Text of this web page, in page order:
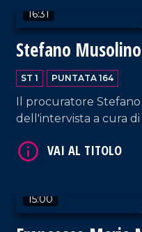
16:31
Stefano Musolino
ST 1 PUNTATA 164
Il procuratore
dell'intervista a cura di
15:00
VAI AL TITOLO
VAI AL TITOLO